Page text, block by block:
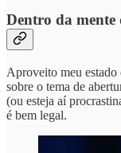
Dentro da
Aproveito meu estado
sobre o tema de
(ou esteja aí
é bem legal.